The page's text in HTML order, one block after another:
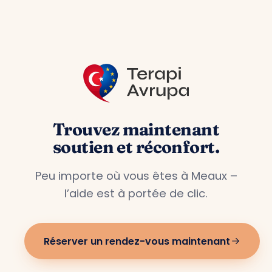
Trouvez maintenant
soutien et réconfort.
Peu importe où vous êtes à Meaux –
l’aide est à portée de clic.
Réserver un rendez-vous maintenant